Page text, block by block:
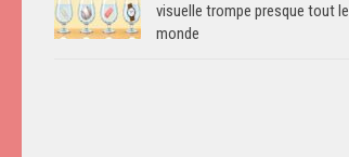
visuelle trompe presque tout le
monde